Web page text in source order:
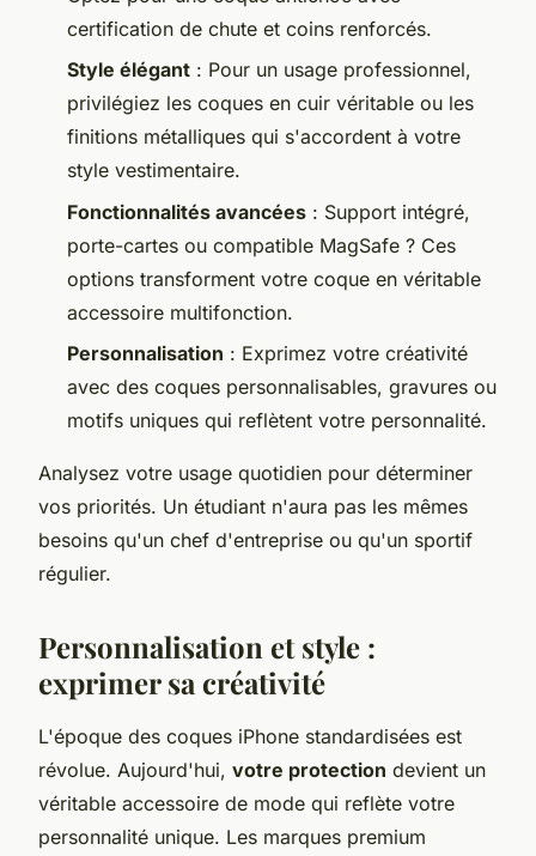
certification de chute et coins renforcés.
Style élégant : Pour un usage professionnel,
privilégiez les coques en cuir véritable ou les
finitions métalliques qui s'accordent à votre
style vestimentaire.
Fonctionnalités avancées : Support intégré,
porte-cartes ou compatible MagSafe ? Ces
options transforment votre coque en véritable
accessoire multifonction.
Personnalisation : Exprimez votre créativité
avec des coques personnalisables, gravures ou
motifs uniques qui reflètent votre personnalité.
Analysez votre usage quotidien pour déterminer
vos priorités. Un étudiant n'aura pas les mêmes
besoins qu'un chef d'entreprise ou qu'un sportif
régulier.
Personnalisation et style :
exprimer sa créativité
L'époque des coques iPhone standardisées est
révolue. Aujourd'hui, votre protection devient un
véritable accessoire de mode qui reflète votre
personnalité unique. Les marques premium